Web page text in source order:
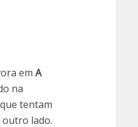
em A
na
tentam
lado.